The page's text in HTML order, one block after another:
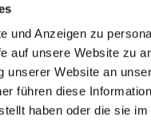
und Anzeigen zu
auf unsere Website zu
unserer Website an
führen diese
haben oder die sie